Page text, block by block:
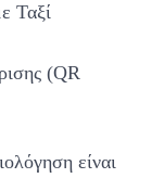
Ταξί
(QR
είναι